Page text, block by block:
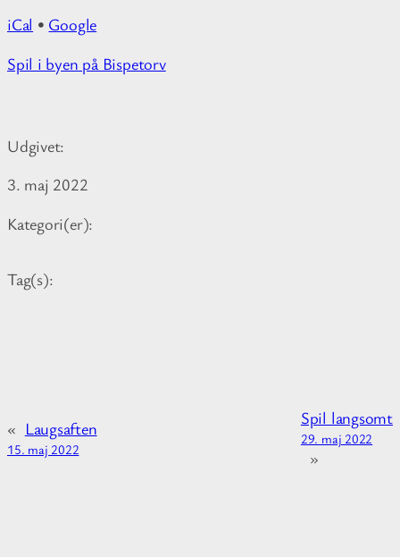
o
v
iCal • Google
M
i
n
f
o
a
o
Spil i byen på Bispetorv
Udgivet:
3. maj 2022
Kategori(er):
Tag(s):
« Laugsaften
15. maj 2022
Spil langsomt
29. maj 2022
»